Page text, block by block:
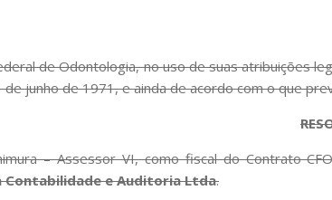
de Odontologia, no uso de suas atribuições
junho de 1971, e ainda de acordo com o que
– Assessor VI, como fiscal do Contrato
Contabilidade e Auditoria Ltda.